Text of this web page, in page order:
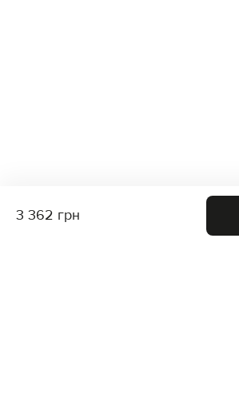
3 362 грн